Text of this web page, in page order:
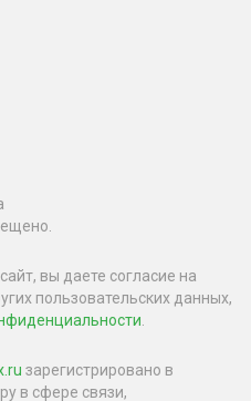
вы даете согласие на
пользовательских данных,
зарегистрировано в
в сфере связи,